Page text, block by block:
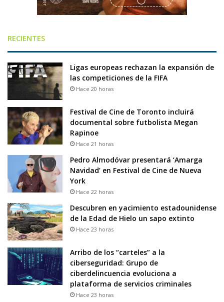
RECIENTES
Ligas europeas rechazan la expansión de
las competiciones de la FIFA
Hace 20 horas
Festival de Cine de Toronto incluirá
documental sobre futbolista Megan
Rapinoe
Hace 21 horas
Pedro Almodóvar presentará ‘Amarga
Navidad’ en Festival de Cine de Nueva
York
Hace 22 horas
Descubren en yacimiento estadounidense
de la Edad de Hielo un sapo extinto
Hace 23 horas
Arribo de los “carteles” a la
ciberseguridad: Grupo de
ciberdelincuencia evoluciona a
plataforma de servicios criminales
Hace 23 horas